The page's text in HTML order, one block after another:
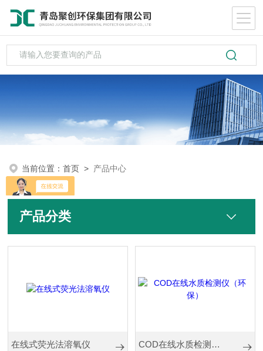
当前位置：首页 > 产品中心
产品分类
在线式荧光法溶氧仪 COD在线水质检测仪（环保）